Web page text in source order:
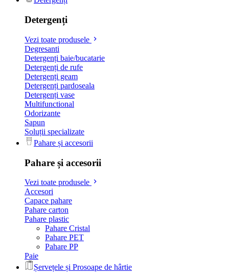
Detergenți
Vezi toate produsele
Degresanti
Detergenți baie/bucatarie
Detergenți de rufe
Detergenți geam
Detergenți pardoseala
Detergenți vase
Multifunctional
Odorizante
Sapun
Soluții specializate
Pahare și accesorii
Pahare și accesorii
Vezi toate produsele
Accesori
Capace pahare
Pahare carton
Pahare plastic
Pahare Cristal
Pahare PET
Pahare PP
Paie
Șervețele și Prosoape de hârtie